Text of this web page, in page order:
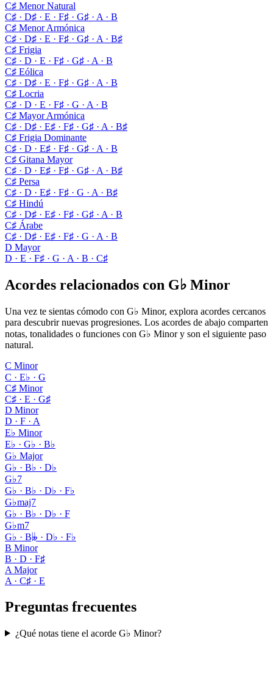
C♯ Menor Natural
C♯ · D♯ · E · F♯ · G♯ · A · B
C♯ Menor Armónica
C♯ · D♯ · E · F♯ · G♯ · A · B♯
C♯ Frigia
C♯ · D · E · F♯ · G♯ · A · B
C♯ Eólica
C♯ · D♯ · E · F♯ · G♯ · A · B
C♯ Locria
C♯ · D · E · F♯ · G · A · B
C♯ Mayor Armónica
C♯ · D♯ · E♯ · F♯ · G♯ · A · B♯
C♯ Frigia Dominante
C♯ · D · E♯ · F♯ · G♯ · A · B
C♯ Gitana Mayor
C♯ · D · E♯ · F♯ · G♯ · A · B♯
C♯ Persa
C♯ · D · E♯ · F♯ · G · A · B♯
C♯ Hindú
C♯ · D♯ · E♯ · F♯ · G♯ · A · B
C♯ Árabe
C♯ · D♯ · E♯ · F♯ · G · A · B
D Mayor
D · E · F♯ · G · A · B · C♯
Acordes relacionados con G♭ Minor
Una vez te sientas cómodo con G♭ Minor, explora acordes cercanos
para descubrir nuevas progresiones. Los acordes de abajo comparten
notas, tonalidades o funciones con G♭ Minor y son el siguiente paso
natural.
C Minor
C · E♭ · G
C♯ Minor
C♯ · E · G♯
D Minor
D · F · A
E♭ Minor
E♭ · G♭ · B♭
G♭ Major
G♭ · B♭ · D♭
G♭7
G♭ · B♭ · D♭ · F♭
G♭maj7
G♭ · B♭ · D♭ · F
G♭m7
G♭ · B𝄫 · D♭ · F♭
B Minor
B · D · F♯
A Major
A · C♯ · E
Preguntas frecuentes
¿Qué notas tiene el acorde G♭ Minor?